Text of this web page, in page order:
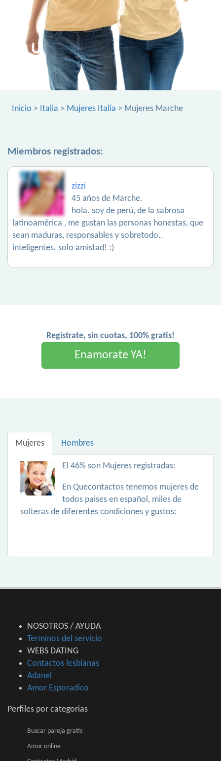
Inicio > Italia > Mujeres Italia > Mujeres Marche
Miembros registrados:
zizzi
45 años de Marche.
hola. soy de perú, de la sabrosa
latinoamérica , me gustan las personas honestas, que
sean maduras, responsables y sobretodo..
inteligentes. solo amistad! :)
Registrate, sin cuotas, 100% gratis!
Enamorate YA!
Mujeres Hombres
El 46% son Mujeres registradas:
En Quecontactos tenemos mujeres de
todos paises en español, miles de
solteras de diferentes condiciones y gustos:
NOSOTROS / AYUDA
Terminos del servicio
WEBS DATING
Contactos lesbianas
Adanel
Amor Esporadico
Perfiles por categorias
Buscar pareja gratis
Amor online